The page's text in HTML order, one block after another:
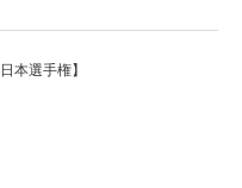
本選手権】